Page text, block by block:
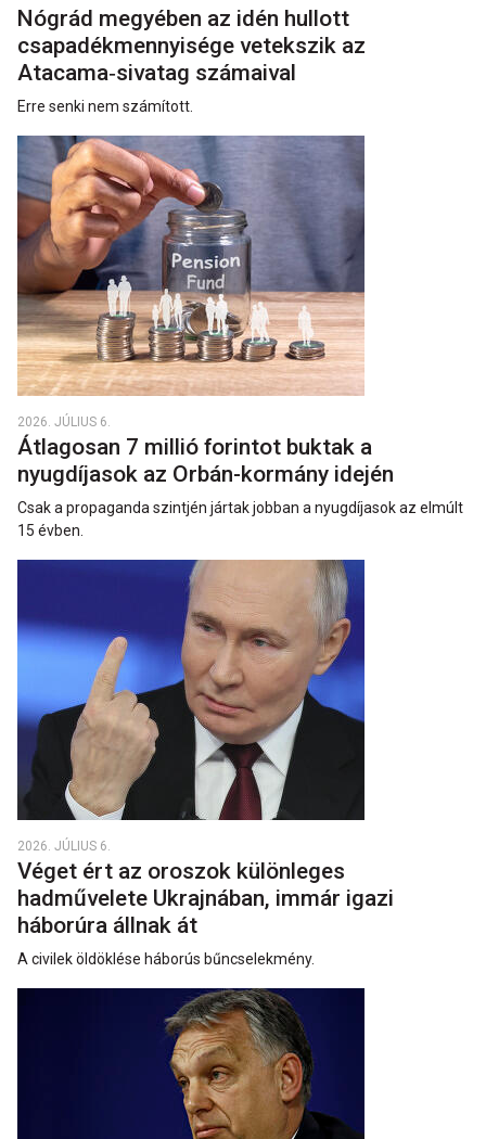
Nógrád megyében az idén hullott
csapadékmennyisége vetekszik az
Atacama‑sivatag számaival
Erre senki nem számított.
2026. JÚLIUS 6.
Átlagosan 7 millió forintot buktak a
nyugdíjasok az Orbán-kormány idején
Csak a propaganda szintjén jártak jobban a nyugdíjasok az elmúlt
15 évben.
2026. JÚLIUS 6.
Véget ért az oroszok különleges
hadművelete Ukrajnában, immár igazi
háborúra állnak át
A civilek öldöklése háborús bűncselekmény.